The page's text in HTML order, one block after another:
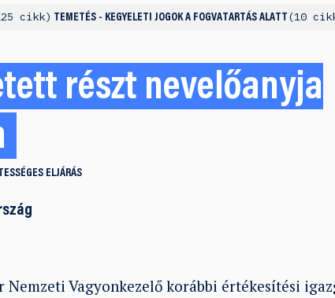
cikk TEMETÉS - KEGYELETI JOGOK A FOGVATARTÁS ALATT 10
részt nevelőanyja
ELJÁRÁS
Nemzeti Vagyonkezelő korábbi értékesítési